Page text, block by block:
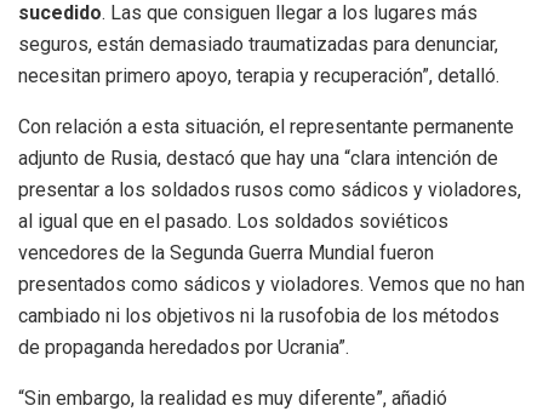
sucedido. Las que consiguen llegar a los lugares más
seguros, están demasiado traumatizadas para denunciar,
necesitan primero apoyo, terapia y recuperación”, detalló.
Con relación a esta situación, el representante permanente
adjunto de Rusia, destacó que hay una “clara intención de
presentar a los soldados rusos como sádicos y violadores,
al igual que en el pasado. Los soldados soviéticos
vencedores de la Segunda Guerra Mundial fueron
presentados como sádicos y violadores. Vemos que no han
cambiado ni los objetivos ni la rusofobia de los métodos
de propaganda heredados por Ucrania”.
“Sin embargo, la realidad es muy diferente”, añadió